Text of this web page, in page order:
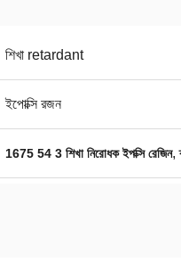
শিখা retardant
ইপোক্সি রজন
1675 54 3 শিখা নিরোধক ইপক্সি রেজিন,